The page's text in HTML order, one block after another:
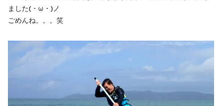
ました(・ω・)ノ
ごめんね。。。笑